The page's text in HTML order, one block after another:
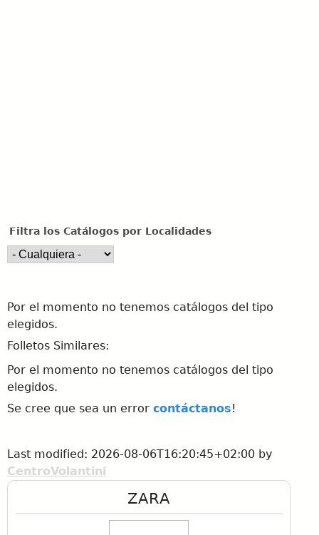
Filtra los Catálogos por Localidades
Por el momento no tenemos catálogos del tipo
elegidos.
Folletos Similares:
Por el momento no tenemos catálogos del tipo
elegidos.
Se cree que sea un error contáctanos!
Last modified: 2026-08-06T16:20:45+02:00 by
CentroVolantini
ZARA